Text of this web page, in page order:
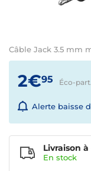
Câble Jack 3.5 mm
2€95 Éco-
Alerte baisse
Livraison
En stock